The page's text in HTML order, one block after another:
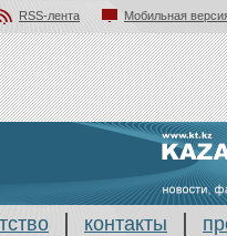
RSS-лента
Мобильная
контакты